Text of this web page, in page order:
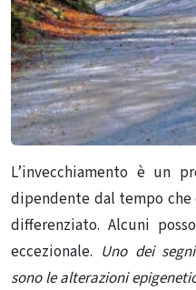
L’invecchiamento è un
dipendente dal tempo
differenziato. Alcuni
eccezionale. Uno dei
sono le alterazioni